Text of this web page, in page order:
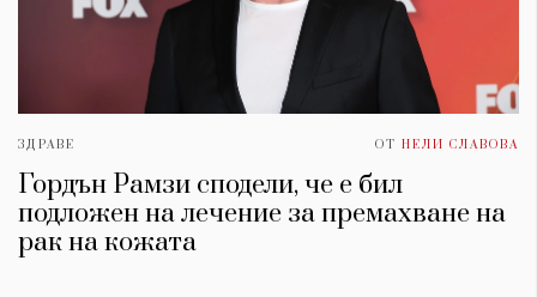
ЗДРАВЕ ОТ НЕЛИ СЛАВОВА
Гордън Рамзи сподели, че е бил
подложен на лечение за премахване на
рак на кожата